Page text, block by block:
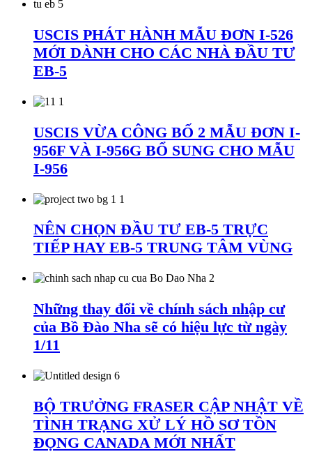
USCIS PHÁT HÀNH MẪU ĐƠN I-526
MỚI DÀNH CHO CÁC NHÀ ĐẦU TƯ
EB-5
USCIS VỪA CÔNG BỐ 2 MẪU ĐƠN I-
956F VÀ I-956G BỔ SUNG CHO MẪU
I-956
NÊN CHỌN ĐẦU TƯ EB-5 TRỰC
TIẾP HAY EB-5 TRUNG TÂM VÙNG
Những thay đổi về chính sách nhập cư
của Bồ Đào Nha sẽ có hiệu lực từ ngày
1/11
BỘ TRƯỞNG FRASER CẬP NHẬT VỀ
TÌNH TRẠNG XỬ LÝ HỒ SƠ TỒN
ĐỌNG CANADA MỚI NHẤT